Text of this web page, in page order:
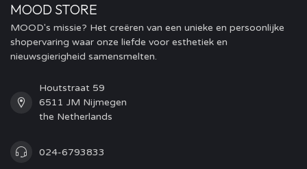
MOOD STORE
MOOD's missie? Het creëren van een unieke en persoonlijke
shopervaring waar onze liefde voor esthetiek en
nieuwsgierigheid samensmelten.
Houtstraat 59
6511 JM Nijmegen
the Netherlands
024-6793833